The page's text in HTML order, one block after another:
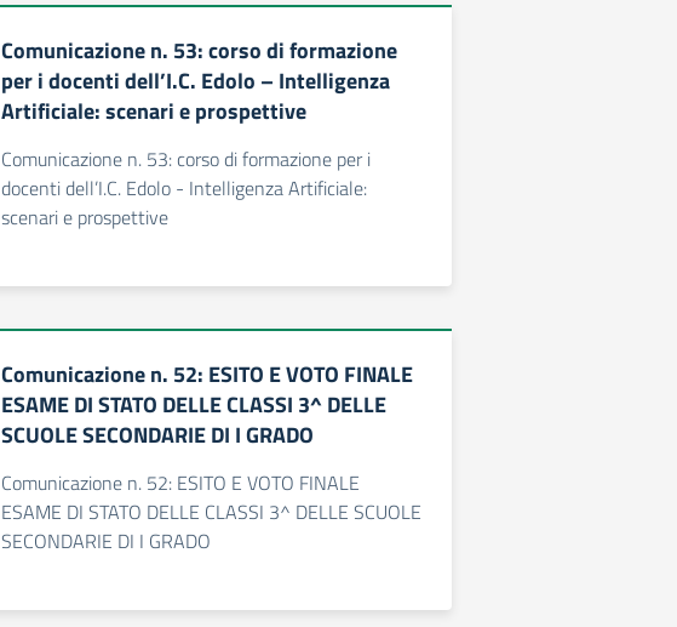
Comunicazione n. 53: corso di formazione
per i docenti dell’I.C. Edolo – Intelligenza
Artificiale: scenari e prospettive
Comunicazione n. 53: corso di formazione per i
docenti dell’I.C. Edolo - Intelligenza Artificiale:
scenari e prospettive
Comunicazione n. 52: ESITO E VOTO FINALE
ESAME DI STATO DELLE CLASSI 3^ DELLE
SCUOLE SECONDARIE DI I GRADO
Comunicazione n. 52: ESITO E VOTO FINALE
ESAME DI STATO DELLE CLASSI 3^ DELLE SCUOLE
SECONDARIE DI I GRADO